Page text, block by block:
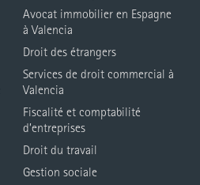
Avocat immobilier en Espagne
à Valencia
Droit des étrangers
Services de droit commercial à
Valencia
Fiscalité et comptabilité
d’entreprises
Droit du travail
Gestion sociale